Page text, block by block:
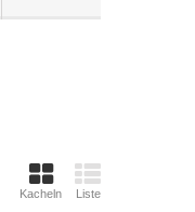
Kacheln Liste